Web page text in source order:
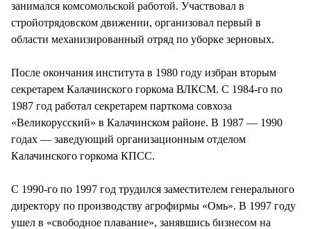
занимался комсомольской работой. Участвовал в
стройотрядовском движении, организовал первый в
области механизированный отряд по уборке зерновых.
После окончания института в 1980 году избран вторым
секретарем Калачинского горкома ВЛКСМ. С 1984-го по
1987 год работал секретарем парткома совхоза
«Великорусский» в Калачинском районе. В 1987 — 1990
годах — заведующий организационным отделом
Калачинского горкома КПСС.
С 1990-го по 1997 год трудился заместителем генерального
директору по производству агрофирмы «Омь». В 1997 году
ушел в «свободное плавание», занявшись бизнесом на